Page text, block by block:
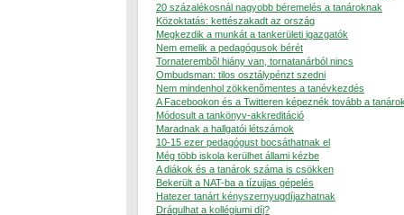
20 százalékosnál nagyobb béremelés a tanároknak
Közoktatás: kettészakadt az ország
Megkezdik a munkát a tankerületi igazgatók
Nem emelik a pedagógusok bérét
Tornaterembõl hiány van, tornatanárból nincs
Ombudsman: tilos osztálypénzt szedni
Nem mindenhol zökkenõmentes a tanévkezdés
A Facebookon és a Twitteren képeznék tovább a
Módosult a tankönyv-akkreditáció
Maradnak a hallgatói létszámok
10-15 ezer pedagógust bocsáthatnak el
Még több iskola kerülhet állami kézbe
A diákok és a tanárok száma is csökken
Bekerült a NAT-ba a tízujjas gépelés
Hatezer tanárt kényszernyugdíjazhatnak
Drágulhat a kollégiumi díj?